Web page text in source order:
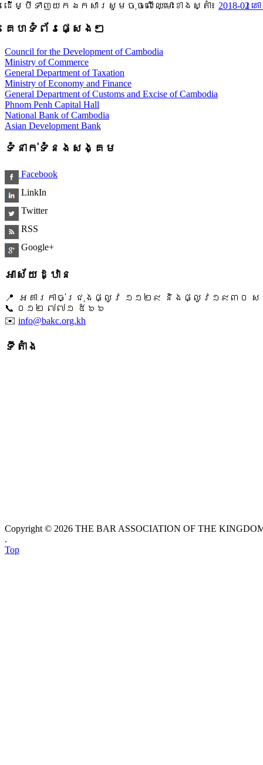
ដើម្បីទាញយកឯកសារសូមចុចលើឈ្មោះខាងស្តាំ៖ 2018-
គេហទំព័រផ្សេងៗ
Council for the Development of Cambodia
Ministry of Commerce
General Department of Taxation
Ministry of Economy and Finance
General Department of Customs and Excise of Cambodia
Phnom Penh Capital Hall
National Bank of Cambodia
Asian Development Bank
ទំនាក់ទំនងសង្គម
Facebook
LinkIn
Twitter
RSS
Google+
អាស័យដ្ឋាន
📍 អគារកាច់ជ្រុងផ្លូវ ១១២៩ និងផ្លូវ១៩៣០ ស
📞 ​០១២ ៧៧១ ៥៦៦
✉️ info@bakc.org.kh
ទីតាំង
Copyright © 2026 THE BAR ASSOCIATION OF THE
.
Top